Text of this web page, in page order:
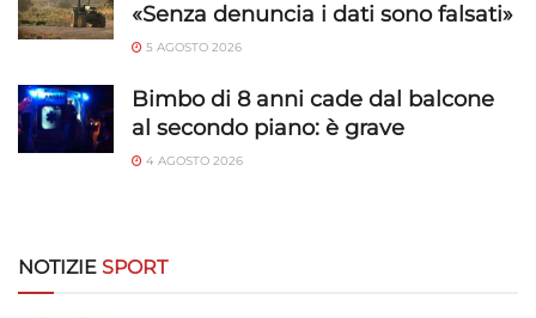
Salvare e comunicare le scelte sulla
Sempre attivo
«Senza denuncia i dati sono falsati»
5 AGOSTO 2026
Bimbo di 8 anni cade dal balcone
al secondo piano: è grave
4 AGOSTO 2026
NOTIZIE SPORT